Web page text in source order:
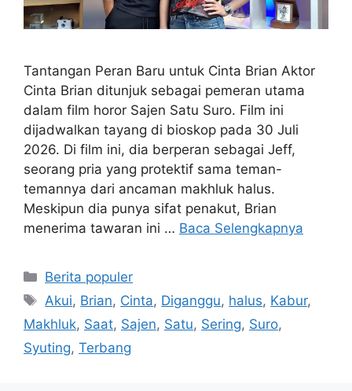
Tantangan Peran Baru untuk Cinta Brian Aktor
Cinta Brian ditunjuk sebagai pemeran utama
dalam film horor Sajen Satu Suro. Film ini
dijadwalkan tayang di bioskop pada 30 Juli
2026. Di film ini, dia berperan sebagai Jeff,
seorang pria yang protektif sama teman-
temannya dari ancaman makhluk halus.
Meskipun dia punya sifat penakut, Brian
menerima tawaran ini … Baca Selengkapnya
Kategori
Berita populer
Tag
Akui, Brian, Cinta, Diganggu, halus, Kabur,
Makhluk, Saat, Sajen, Satu, Sering, Suro,
Syuting, Terbang